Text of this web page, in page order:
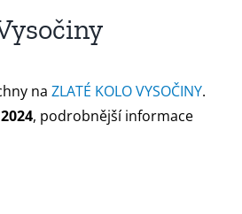
na ZLATÉ KOLO VYSOČINY.
, podrobnější informace